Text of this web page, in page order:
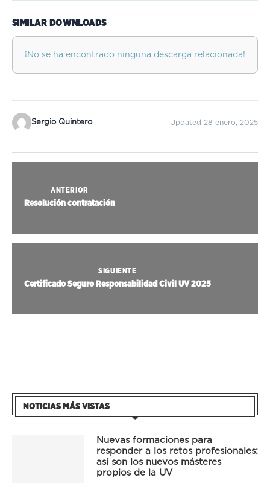
SIMILAR DOWNLOADS
¡No se ha encontrado ninguna descarga relacionada!
Sergio Quintero Updated 28 enero, 2025
ANTERIOR
Resolución contratación
SIGUIENTE
Certificado Seguro Responsabilidad Civil UV 2025
NOTICIAS MÁS VISTAS
Nuevas formaciones para
responder a los retos profesionales:
así son los nuevos másteres
propios de la UV